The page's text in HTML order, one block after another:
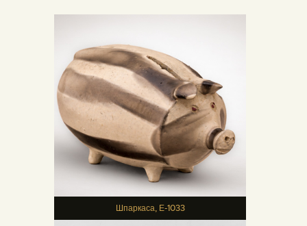
Шпаркаса, Е-1033